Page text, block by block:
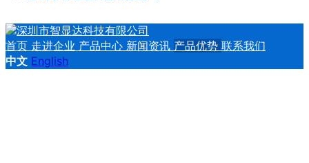
首页 走进企业 产品中心 新闻资讯 产品优势 联系我们
中文 English